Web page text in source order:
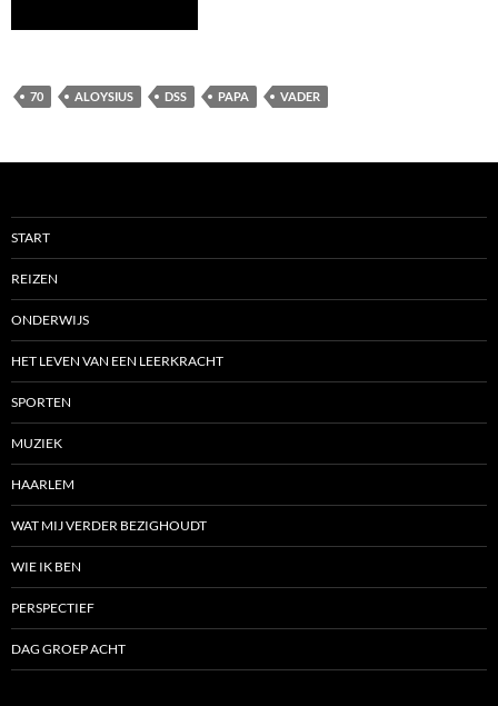
70 ALOYSIUS DSS PAPA VADER
START
REIZEN
ONDERWIJS
HET LEVEN VAN EEN LEERKRACHT
SPORTEN
MUZIEK
HAARLEM
WAT MIJ VERDER BEZIGHOUDT
WIE IK BEN
PERSPECTIEF
DAG GROEP ACHT